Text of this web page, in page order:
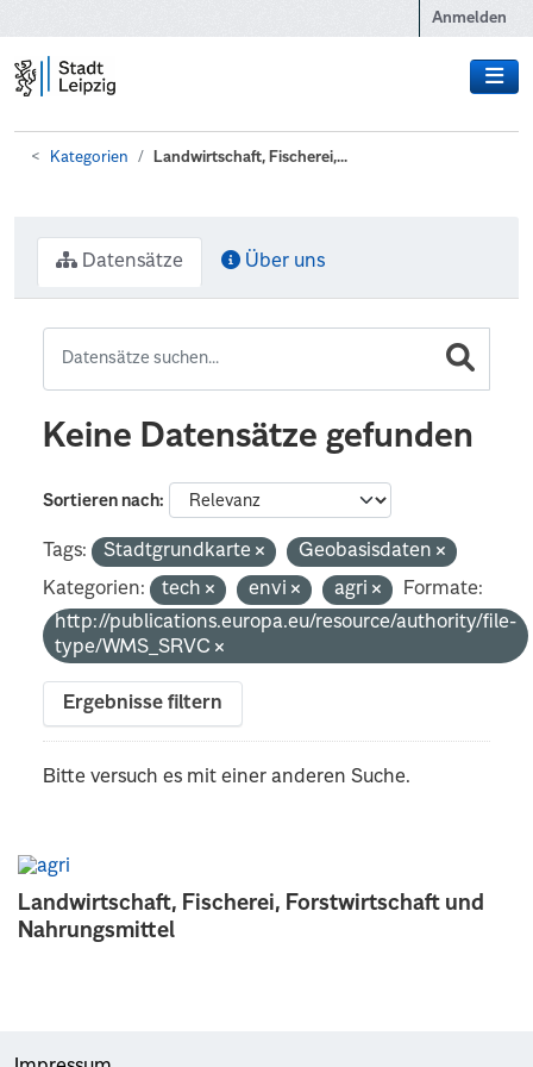
Anmelden
Kategorien Landwirtschaft, Fischerei,...
Landwirtschaft, Fischerei, Forstwirtschaft und
Nahrungsmittel
Datensätze Über uns
Keine Datensätze gefunden
Sortieren nach
Tags: Stadtgrundkarte
Geobasisdaten
Kategorien:
tech envi agri
Formate:
http://publications.europa.eu/resource/authority/file-
type/WMS_SRVC
Ergebnisse filtern
Bitte versuch es mit einer anderen Suche.